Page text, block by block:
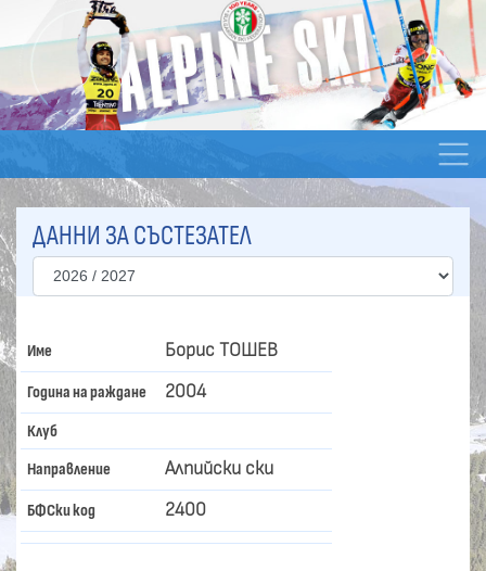
ДАННИ ЗА СЪСТЕЗАТЕЛ
Име Борис ТОШЕВ
Година на раждане 2004
Клуб
Направление Алпийски ски
БФСки код 2400